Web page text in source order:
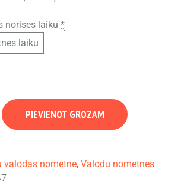
norises laiku *
PIEVIENOT GROZAM
valodas nometne,Valodu nometnes